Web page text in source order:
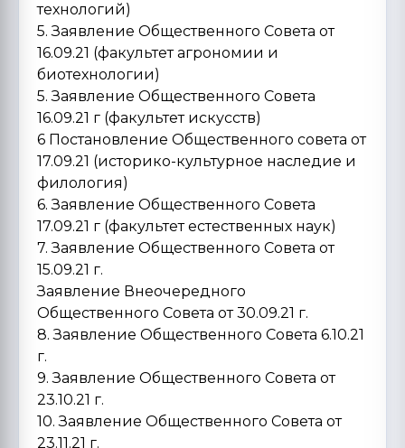
технологий)
5. Заявление Общественного Совета от
16.09.21 (факультет агрономии и
биотехнологии)
5. Заявление Общественного Совета
16.09.21 г (факультет искусств)
6 Постановление Общественного совета от
17.09.21 (историко-культурное наследие и
филология)
6. Заявление Общественного Совета
17.09.21 г (факультет естественных наук)
7. Заявление Общественного Совета от
15.09.21 г.
Заявление Внеочередного
Общественного Совета от 30.09.21 г.
8. Заявление Общественного Совета 6.10.21
г.
9. Заявление Общественного Совета от
23.10.21 г.
10. Заявление Общественного Совета от
23.11.21 г.